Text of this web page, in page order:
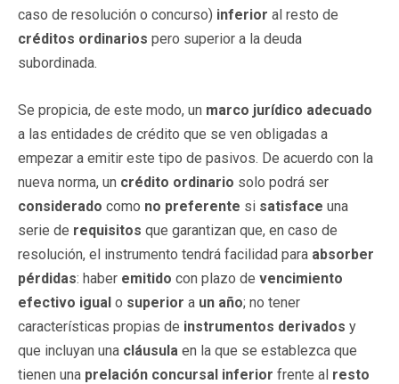
caso de resolución o concurso) inferior al resto de
créditos ordinarios pero superior a la deuda
subordinada.
Se propicia, de este modo, un marco jurídico adecuado
a las entidades de crédito que se ven obligadas a
empezar a emitir este tipo de pasivos. De acuerdo con la
nueva norma, un crédito ordinario solo podrá ser
considerado como no preferente si satisface una
serie de requisitos que garantizan que, en caso de
resolución, el instrumento tendrá facilidad para absorber
pérdidas: haber emitido con plazo de vencimiento
efectivo igual o superior a un año; no tener
características propias de instrumentos derivados y
que incluyan una cláusula en la que se establezca que
tienen una prelación concursal inferior frente al resto